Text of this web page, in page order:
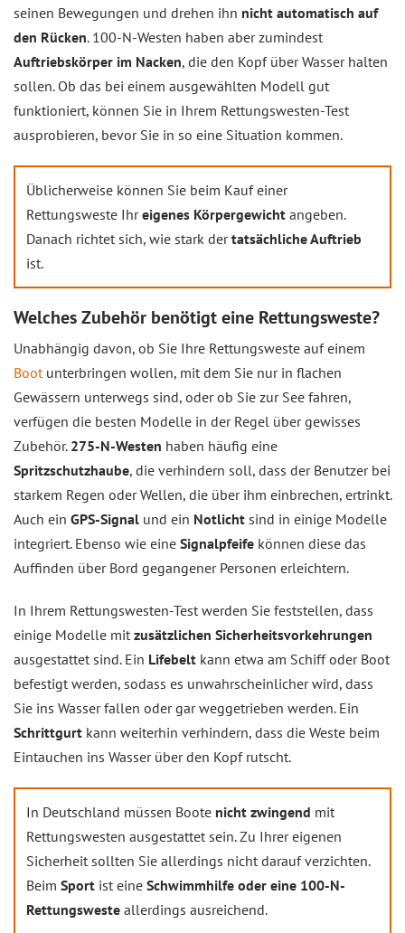
seinen Bewegungen und drehen ihn nicht automatisch auf
den Rücken. 100-N-Westen haben aber zumindest
Auftriebskörper im Nacken, die den Kopf über Wasser halten
sollen. Ob das bei einem ausgewählten Modell gut
funktioniert, können Sie in Ihrem Rettungswesten-Test
ausprobieren, bevor Sie in so eine Situation kommen.
Üblicherweise können Sie beim Kauf einer
Rettungsweste Ihreigenes Körpergewicht angeben.
Danach richtet sich, wie stark dertatsächliche Auftrieb
ist.
Welches Zubehör benötigt eine Rettungsweste?
Unabhängig davon, ob Sie Ihre Rettungsweste auf einem
Boot unterbringen wollen, mit dem Sie nur in flachen
Gewässern unterwegs sind, oder ob Sie zur See fahren,
verfügen die besten Modelle in der Regel über gewisses
Zubehör. 275-N-Westen haben häufig eine
Spritzschutzhaube, die verhindern soll, dass der Benutzer bei
starkem Regen oder Wellen, die über ihm einbrechen, ertrinkt.
Auch ein GPS-Signal und ein Notlicht sind in einige Modelle
integriert. Ebenso wie eine Signalpfeife können diese das
Auffinden über Bord gegangener Personen erleichtern.
In Ihrem Rettungswesten-Test werden Sie feststellen, dass
einige Modelle mit zusätzlichen Sicherheitsvorkehrungen
ausgestattet sind. Ein Lifebelt kann etwa am Schiff oder Boot
befestigt werden, sodass es unwahrscheinlicher wird, dass
Sie ins Wasser fallen oder gar weggetrieben werden. Ein
Schrittgurt kann weiterhin verhindern, dass die Weste beim
Eintauchen ins Wasser über den Kopf rutscht.
In Deutschland müssen Boote nicht zwingend mit
Rettungswesten ausgestattet sein. Zu Ihrer eigenen
Sicherheit sollten Sie allerdings nicht darauf verzichten.
Beim Sport ist eine Schwimmhilfe oder eine 100-N-
Rettungsweste allerdings ausreichend.